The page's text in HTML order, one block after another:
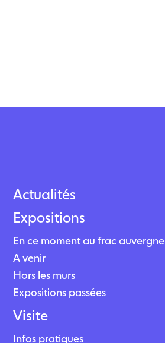
Actualités
Expositions
En ce moment au frac auvergne
À venir
Hors les murs
Expositions passées
Visite
Infos pratiques